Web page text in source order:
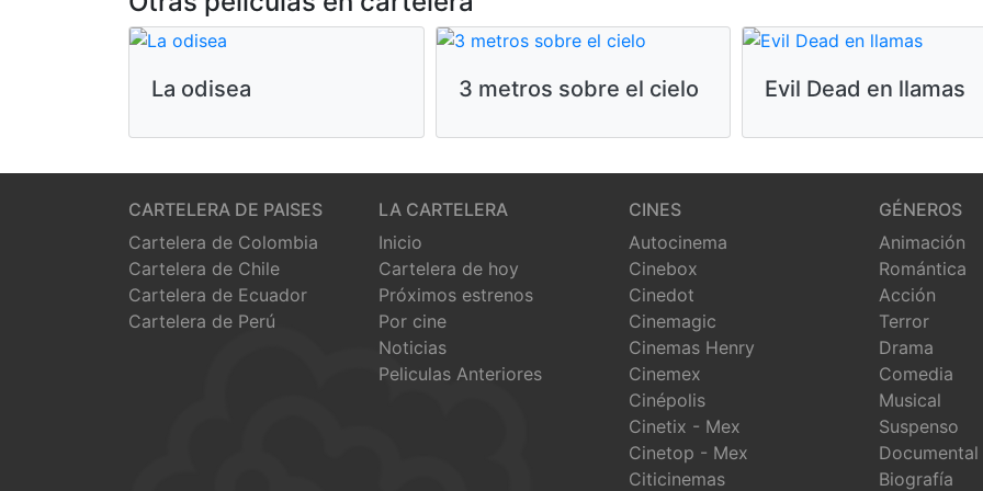
La odisea 3 metros sobre el cielo Evil Dead en llamas
CARTELERA DE PAISES
Cartelera de Colombia
Cartelera de Chile
Cartelera de Ecuador
Cartelera de Perú
LA CARTELERA
Inicio
Cartelera de hoy
Próximos estrenos
Por cine
Noticias
Peliculas Anteriores
CINES
Autocinema
Cinebox
Cinedot
Cinemagic
Cinemas Henry
Cinemex
Cinépolis
Cinetix - Mex
Cinetop - Mex
Citicinemas
GÉNEROS
Animación
Romántica
Acción
Terror
Drama
Comedia
Musical
Suspenso
Documental
Biografía